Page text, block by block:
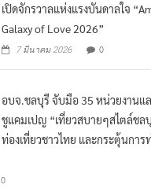
เปิดจักรวาลแห่งแรงบันดาลใจ
Galaxy of Love 2026”
7 มีนาคม 2026 0
อบจ.ชลบุรี จับมือ 35 หน่วยงานแ
ชูแคมเปญ “เที่ยวสบายๆสไตล์ชล
ท่องเที่ยวชาวไทย และกระตุ้นการ
0